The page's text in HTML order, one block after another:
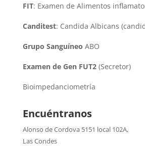
FIT: Examen de Alimentos
Canditest: Candida Albicans
Grupo Sanguíneo ABO
Examen de Gen FUT2(Secretor)
Bioimpedanciometría
Encuéntranos
Alonso de Cordova 5151 local 102A,
Las Condes